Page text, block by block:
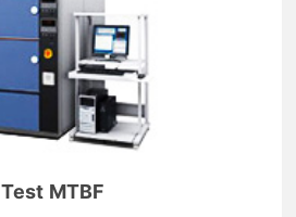
Test MTBF